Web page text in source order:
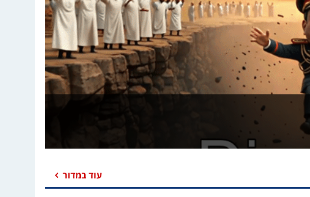
עוד במדור